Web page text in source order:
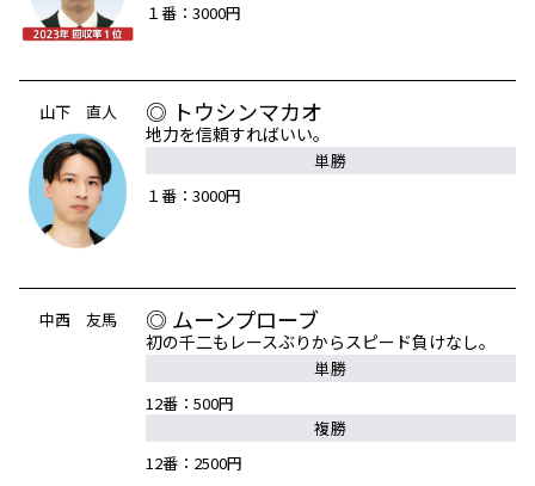
１番：3000円
山下 直人 ◎ トウシンマカオ
地力を信頼すればいい。
単勝
１番：3000円
中西 友馬 ◎ ムーンプローブ
初の千二もレースぶりからスピード負けなし。
単勝
12番：500円
複勝
12番：2500円